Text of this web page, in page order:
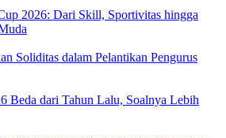
2026: Dari Skill, Sportivitas hingga
Soliditas dalam Pelantikan Pengurus
Beda dari Tahun Lalu, Soalnya Lebih